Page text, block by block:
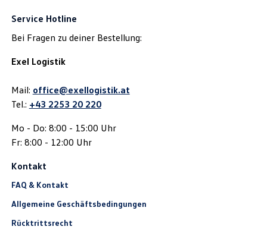
Service Hotline
Bei Fragen zu deiner Bestellung:
Exel Logistik
Mail: office@exellogistik.at
Tel.: +43 2253 20 220
Mo - Do: 8:00 - 15:00 Uhr
Fr: 8:00 - 12:00 Uhr
Kontakt
FAQ & Kontakt
Allgemeine Geschäftsbedingungen
Rücktrittsrecht